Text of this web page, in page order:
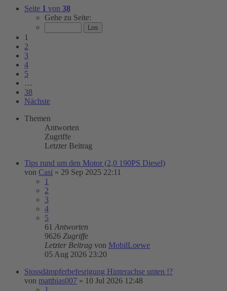
Seite 1 von 38
Gehe zu Seite:
1
2
3
4
5
…
38
Nächste
Themen
Antworten
Zugriffe
Letzter Beitrag
Tips rund um den Motor (2,0 190PS Diesel)
von Casi » 29 Sep 2025 22:11
1
2
3
4
5
61 Antworten
9626 Zugriffe
Letzter Beitrag von MobilLoewe
05 Aug 2026 23:20
Stossdämpferbefesrigung Hinterachse unten !?
von matthias007 » 10 Jul 2026 12:48